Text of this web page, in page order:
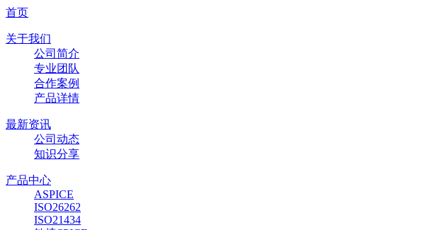
首页
关于我们
公司简介
专业团队
合作案例
产品详情
最新资讯
公司动态
知识分享
产品中心
ASPICE
ISO26262
ISO21434